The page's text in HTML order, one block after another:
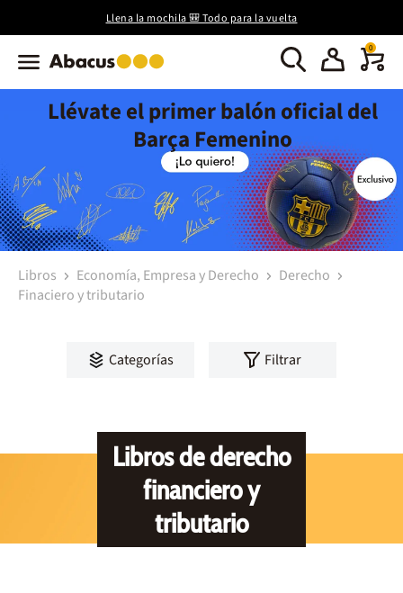
Llena la mochila 🎒 Todo para la vuelta
0
Llévate el primer balón oficial del
Barça Femenino
Libros Economía, Empresa y Derecho
Derecho
Finaciero y tributario
Categorías Filtrar
Libros de derecho
financiero y
tributario